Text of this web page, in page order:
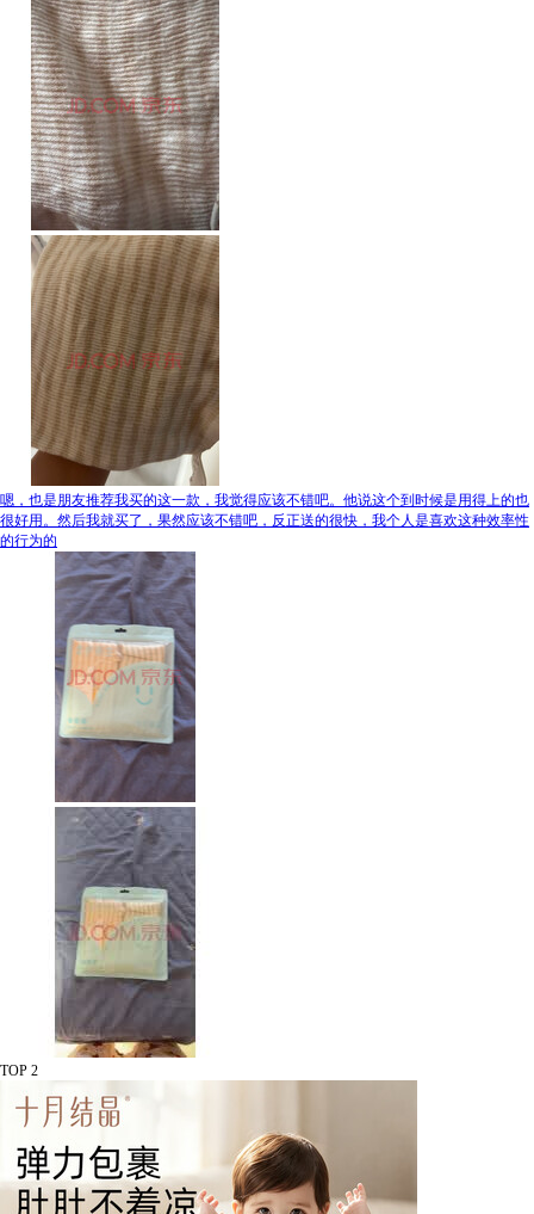
嗯，也是朋友推荐我买的这一款，我觉得应该不错吧。他说这个到时候是用得上的也
很好用。然后我就买了，果然应该不错吧，反正送的很快，我个人是喜欢这种效率性
的行为的
TOP 2